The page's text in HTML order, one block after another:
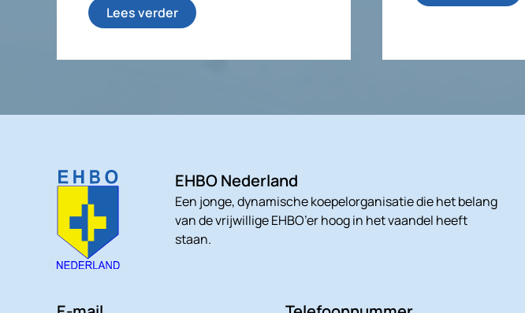
Lees verder
EHBO Nederland
Een jonge, dynamische koepelorganisatie die het belang
van de vrijwillige EHBO’er hoog in het vaandel heeft
staan.